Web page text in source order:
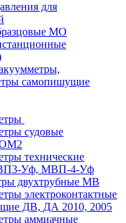
для
МО
самопишущие
судовые
технические
Уф, МВП-4-Уф
двухтрубные МВ
электроконтактные
ДВ, ДА 2010, 2005
аммиачные